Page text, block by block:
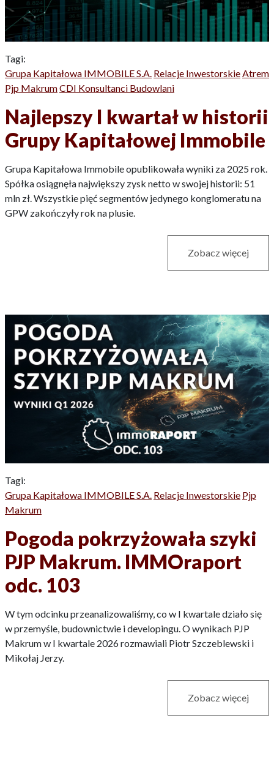
Tagi:
Grupa Kapitałowa IMMOBILE S.A. Relacje InwestorskieAtrem
Pjp MakrumCDI Konsultanci Budowlani
Najlepszy I kwartał w historii
Grupy Kapitałowej Immobile
Grupa Kapitałowa Immobile opublikowała wyniki za 2025 rok.
Spółka osiągnęła największy zysk netto w swojej historii: 51
mln zł. Wszystkie pięć segmentów jedynego konglomeratu na
GPW zakończyły rok na plusie.
Zobacz więcej
Tagi:
Grupa Kapitałowa IMMOBILE S.A. Relacje Inwestorskie Pjp
Makrum
Pogoda pokrzyżowała szyki
PJP Makrum. IMMOraport
odc. 103
W tym odcinku przeanalizowaliśmy, co w I kwartale działo się
w przemyśle, budownictwie i developingu. O wynikach PJP
Makrum w I kwartale 2026 rozmawiali Piotr Szczeblewski i
Mikołaj Jerzy.
Zobacz więcej